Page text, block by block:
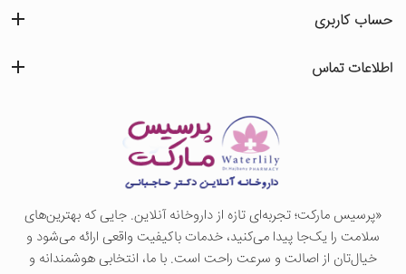
«پرسيس ماركت؛ تجربه‌ای تازه از داروخانه آنلاین. جایی که بهترین‌های
سلامت را یک‌جا پیدا می‌کنید، خدمات باکیفیت واقعی ارائه می‌شود و
خیال‌تان از اصالت و سرعت راحت است. با ما، انتخابی هوشمندانه و
حساب کاربری
اطلاعات تماس